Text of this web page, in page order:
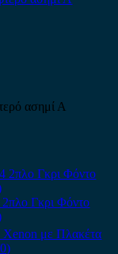
ασημί Α
Γκρι Φόντο